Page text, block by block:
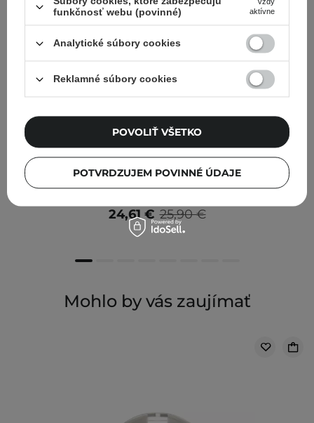
V AKCII
Ongredients - Skin Barrier Calming Lotion -
Upokojujúca emulzia na tvár - 220ml
25,90 €
24,61 €
Mohlo by vás zaujímať
funkčnosť webu (povinné)
aktívne
Analytické súbory cookies
Reklamné súbory cookies
POTVRDZUJEM POVINNÉ ÚDAJE
POVOLIŤ VŠETKO